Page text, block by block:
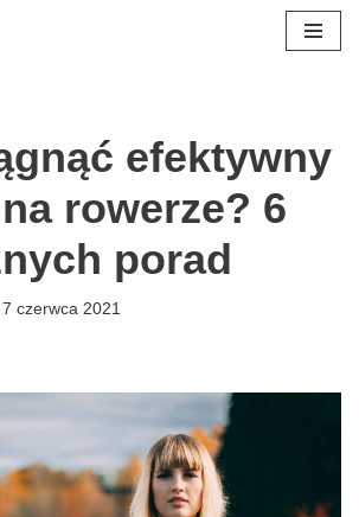
efektywny
rowerze? 6
porad
7 czerwca 2021